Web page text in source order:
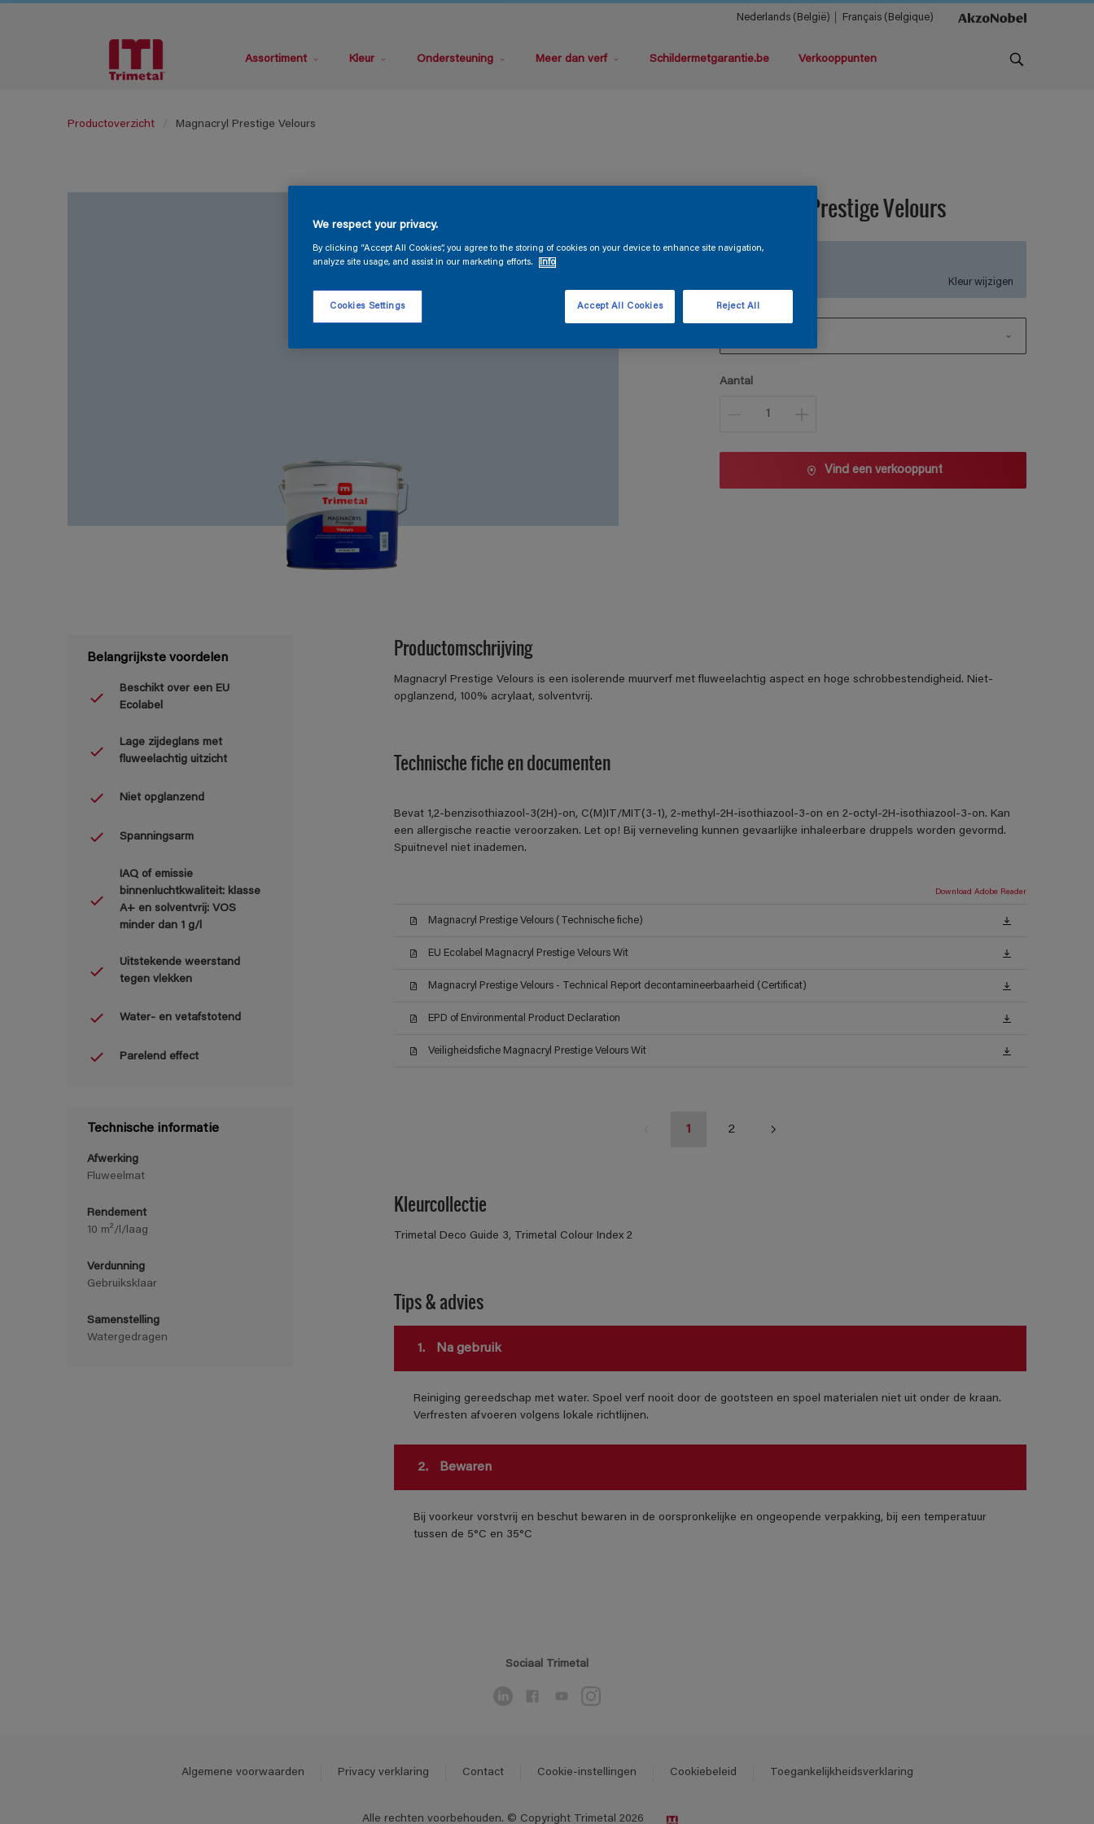
Nederlands (België) Français (Belgique)
Assortiment Kleur Ondersteuning Meer dan verf Schildermetgarantie.be Verkooppunten
Productoverzicht Magnacryl Prestige Velours
Magnacryl Prestige Velours
Kleur wijzigen
Aantal
Vind een verkooppunt
Belangrijkste voordelen
Beschikt over een EU
Ecolabel
Lage zijdeglans met
fluweelachtig uitzicht
Niet opglanzend
Spanningsarm
IAQ of emissie
binnenluchtkwaliteit: klasse
A+ en solventvrij: VOS
minder dan 1 g/l
Uitstekende weerstand
tegen vlekken
Water- en vetafstotend
Parelend effect
Technische informatie
Afwerking
Fluweelmat
Rendement
10 m²/l/laag
Verdunning
Gebruiksklaar
Samenstelling
Watergedragen
Productomschrijving
Magnacryl Prestige Velours is een isolerende muurverf met fluweelachtig aspect en hoge schrobbestendigheid. Niet-
opglanzend, 100% acrylaat, solventvrij.
Technische fiche en documenten
Bevat 1,2-benzisothiazool-3(2H)-on, C(M)IT/MIT(3-1), 2-methyl-2H-isothiazool-3-on en 2-octyl-2H-isothiazool-3-on. Kan
een allergische reactie veroorzaken. Let op! Bij verneveling kunnen gevaarlijke inhaleerbare druppels worden gevormd.
Spuitnevel niet inademen.
Download Adobe Reader
Magnacryl Prestige Velours (Technische fiche)
EU Ecolabel Magnacryl Prestige Velours Wit
Magnacryl Prestige Velours - Technical Report decontamineerbaarheid (Certificat)
EPD of Environmental Product Declaration
Veiligheidsfiche Magnacryl Prestige Velours Wit
1 2
Kleurcollectie
Trimetal Deco Guide 3, Trimetal Colour Index 2
Tips & advies
1. Na gebruik
Reiniging gereedschap met water. Spoel verf nooit door de gootsteen en spoel materialen niet uit onder de kraan.
Verfresten afvoeren volgens lokale richtlijnen.
2. Bewaren
Bij voorkeur vorstvrij en beschut bewaren in de oorspronkelijke en ongeopende verpakking, bij een temperatuur
tussen de 5°C en 35°C
Sociaal Trimetal
Algemene voorwaarden Privacy verklaring Contact Cookie-instellingen Cookiebeleid Toegankelijkheidsverklaring
Alle rechten voorbehouden. © Copyright Trimetal 2026
We respect your privacy.
By clicking “Accept All Cookies”, you agree to the storing of cookies on your device to enhance site navigation,
analyze site usage, and assist in our marketing efforts.
Info
Cookies Settings Reject All
Accept All Cookies